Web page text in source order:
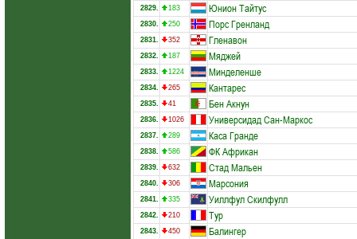
2829. 183 Юнион Тайтус
2830. 250 Порс Гренланд
2831. 352 Гленавон
2832. 187 Мяджей
2833. 1224 Минделенше
2834. 265 Кантарес
2835. 41 Бен Акнун
2836. 1026 Универсидад Сан-Маркос
2837. 289 Каса Гранде
2838. 586 ФК Африкан
2839. 632 Стад Мальен
2840. 306 Марсония
2841. 335 Уиллфул Скилфулл
2842. 210 Тур
2843. 450 Балингер